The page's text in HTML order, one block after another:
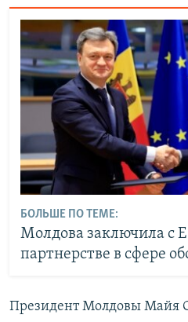
БОЛЬШЕ ПО ТЕМЕ:
Молдова заключила с
партнерстве в сфере
Президент Молдовы Майя